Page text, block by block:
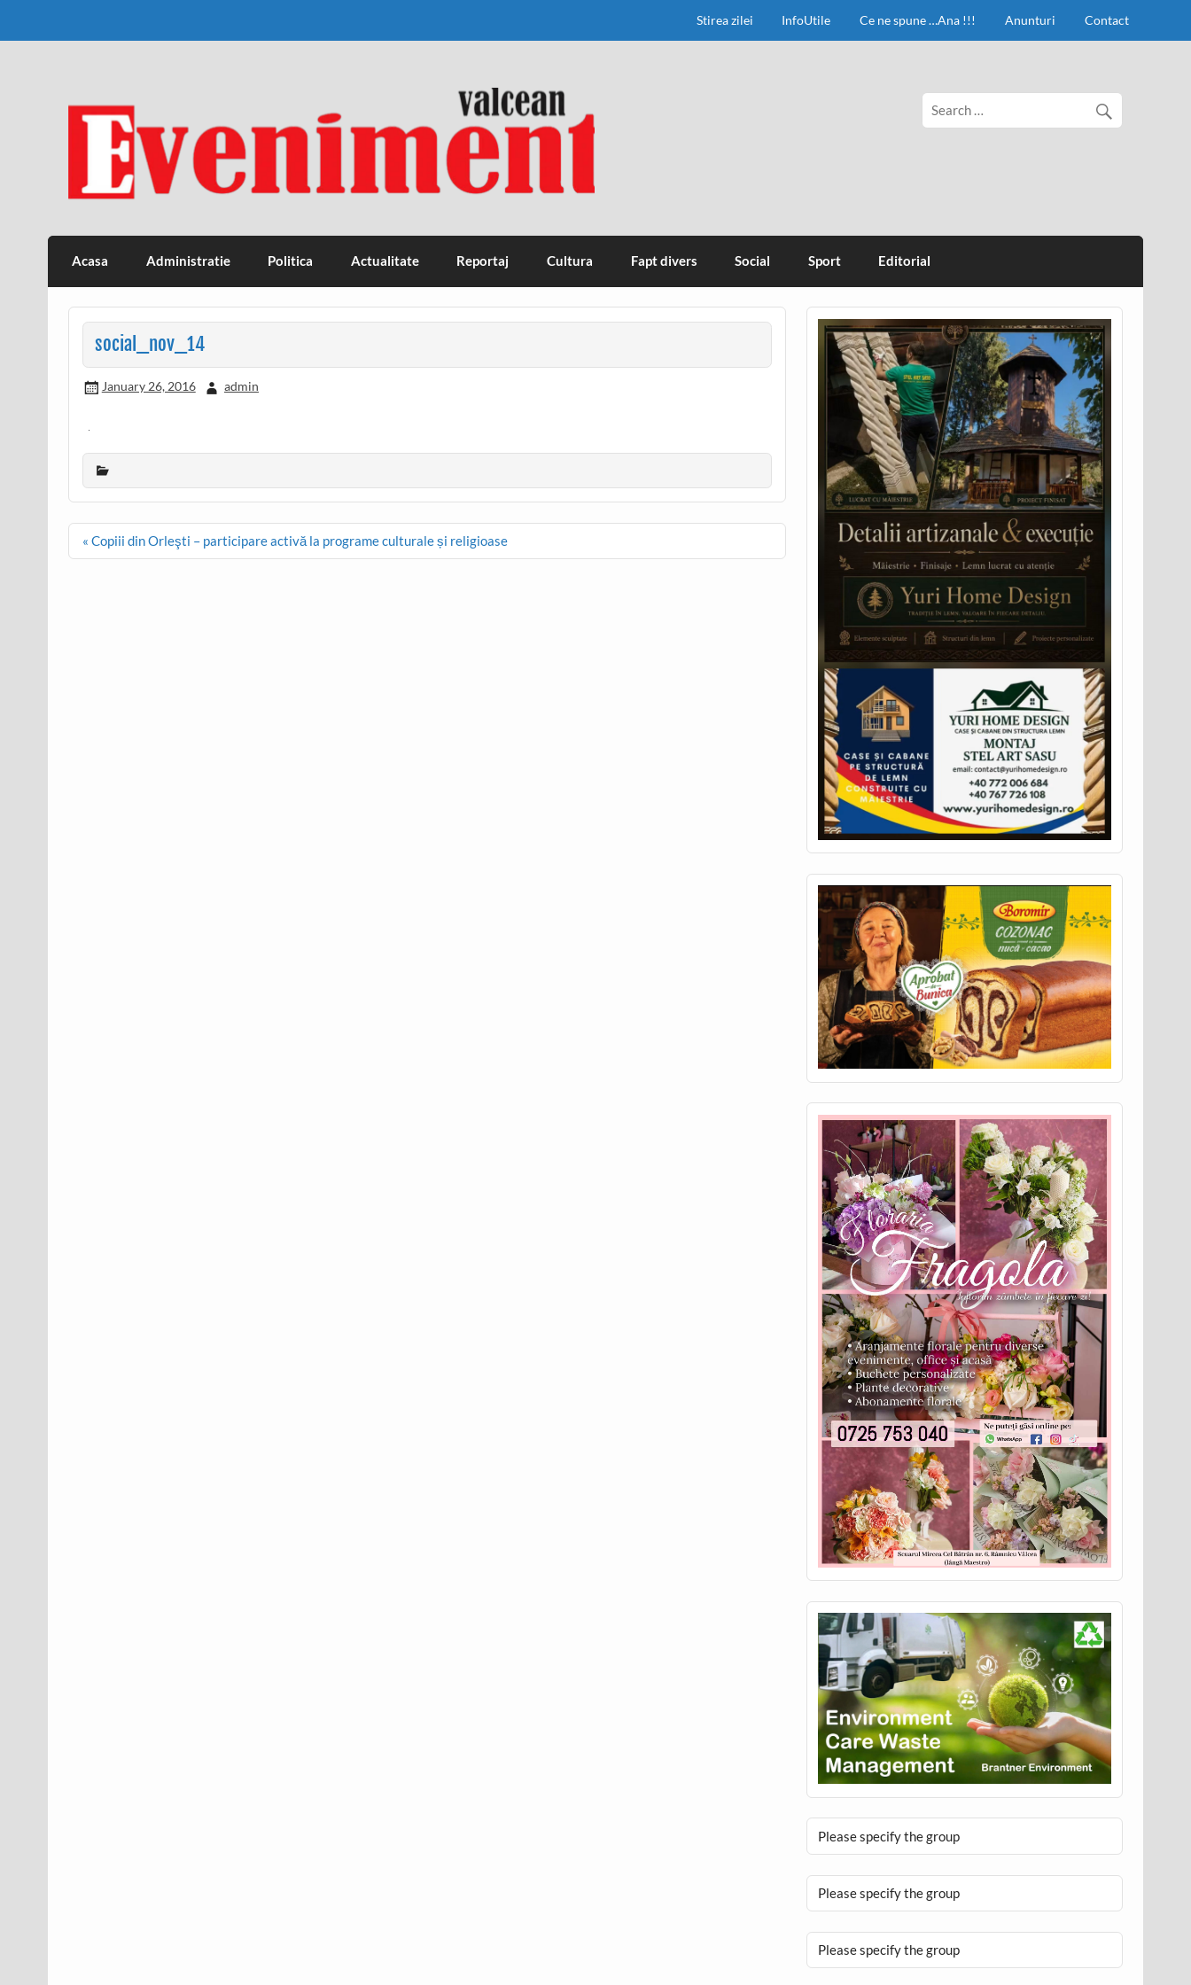
Stirea zilei InfoUtile Ce ne spune …Ana !!! Anunturi Contact
Eveniment Valcean
Acasa Administratie Politica Actualitate Reportaj Cultura Fapt divers Social Sport Editorial
social_nov_14
January 26, 2016 admin
Post
navigation
« Copiii din Orleşti – participare activă la programe culturale și religioase
Please specify the group
Please specify the group
Please specify the group